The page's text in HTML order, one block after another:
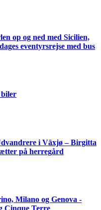
op og ned med Sicilien,
eventyrsrejse med bus
biler
i Växjø – Birgitta
på herregård
Milano og Genova -